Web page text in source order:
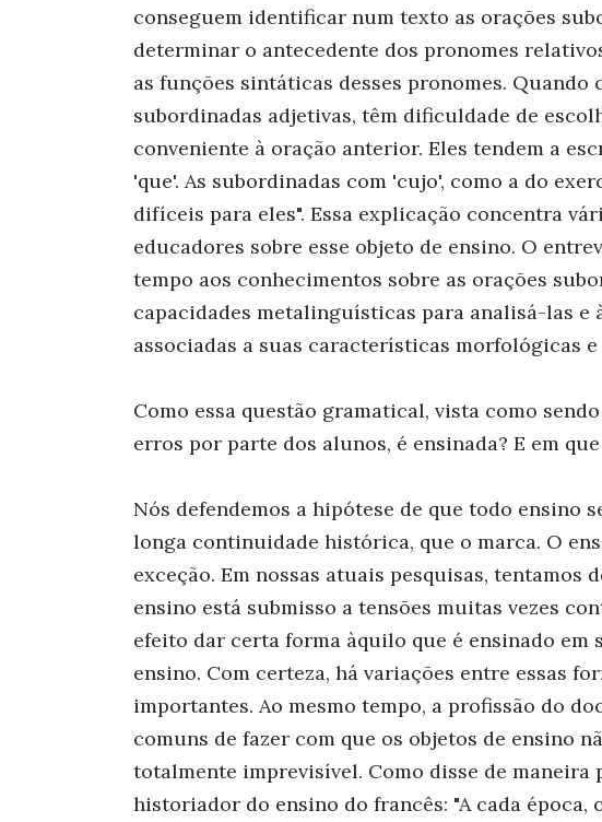
conseguem identificar num texto as orações
determinar o antecedente dos pronomes
as funções sintáticas desses pronomes. Quando
subordinadas adjetivas, têm dificuldade de
conveniente à oração anterior. Eles tendem a
'que'. As subordinadas com 'cujo', como a do
difíceis para eles". Essa explicação concentra
educadores sobre esse objeto de ensino. O
tempo aos conhecimentos sobre as orações
capacidades metalinguísticas para analisá-las e
associadas a suas características morfológicas
Como essa questão gramatical, vista como
erros por parte dos alunos, é ensinada? E em
Nós defendemos a hipótese de que todo ensino
longa continuidade histórica, que o marca. O
exceção. Em nossas atuais pesquisas, tentamos
ensino está submisso a tensões muitas vezes
efeito dar certa forma àquilo que é ensinado em
ensino. Com certeza, há variações entre essas
importantes. Ao mesmo tempo, a profissão do
comuns de fazer com que os objetos de ensino
totalmente imprevisível. Como disse de maneira
historiador do ensino do francês: "A cada época,